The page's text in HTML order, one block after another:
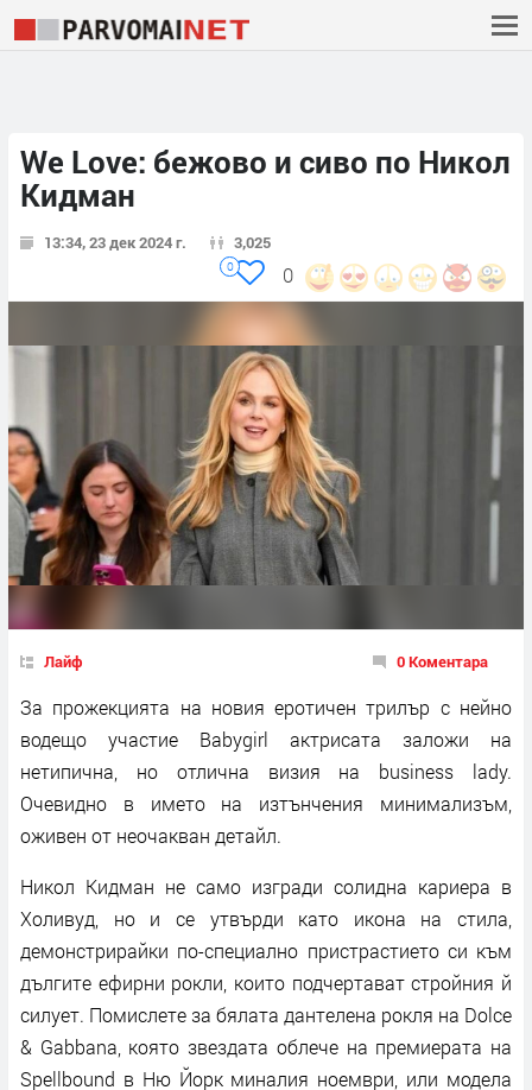
We Love: бежово и сиво по Никол
Кидман
13:34, 23 дек 2024 г. 3,025
0
0
Лайф 0 Коментара
За прожекцията на новия еротичен трилър с нейно
водещо участие Babygirl актрисата заложи на
нетипична, но отлична визия на business lady.
Очевидно в името на изтънчения минимализъм,
оживен от неочакван детайл.
Никол Кидман не само изгради солидна кариера в
Холивуд, но и се утвърди като икона на стила,
демонстрирайки по-специално пристрастието си към
дългите ефирни рокли, които подчертават стройния й
силует. Помислете за бялата дантелена рокля на Dolce
& Gabbana, която звездата облече на премиерата на
Spellbound в Ню Йорк миналия ноември, или модела